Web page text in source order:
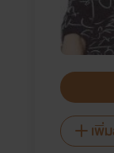
เพิ่